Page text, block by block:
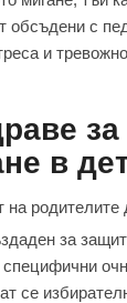
с
и
за
в
на родителите
за
се